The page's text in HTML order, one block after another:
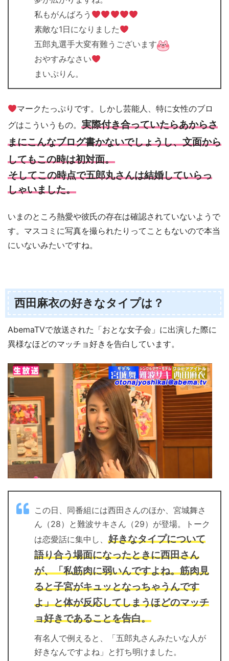
私もがんばろう
素敵な1日になりました
五郎丸選手大変有難うございます
おやすみなさい
まいぷりん。
マークたっぷりです。しかし芸能人、特に女性のブロ
グはこういうもの。 実際付き合っていたらあからさ
まにこんなブログ書かないでしょうし、文面から
してもこの時は初対面。
そしてこの時点で五郎丸さんは結婚していらっ
しゃいました。
いまのところ熱愛や彼氏の存在は確認されていないようで
す。マスコミに写真を撮られたりってこともないので本当
にいないみたいですね。
西田麻衣の好きなタイプは？
AbemaTVで放送された「おとな女子会」 に出演した際に
異様なほどのマッチョ好きを告白しています。
この日、同番組には西田さんのほか、宮城舞さ
ん（28）と難波サキさん（29）が登場。トーク
は恋愛話に集中し、 好きなタイプについて
語り合う場面になったときに西田さん
が、「私筋肉に弱いんですよね。筋肉見
ると子宮がキュッとなっちゃうんです
よ」と体が反応してしまうほどのマッチ
ョ好きであることを告白。
有名人で例えると、「五郎丸さんみたいな人が
好きなんですよね」と打ち明けました。